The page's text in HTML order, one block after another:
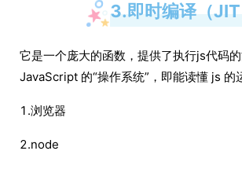
3.即时编译（
它是一个庞大的函数，提供了执行js代码
JavaScript 的“操作系统”，即能读懂 js 的
1.浏览器
2.node